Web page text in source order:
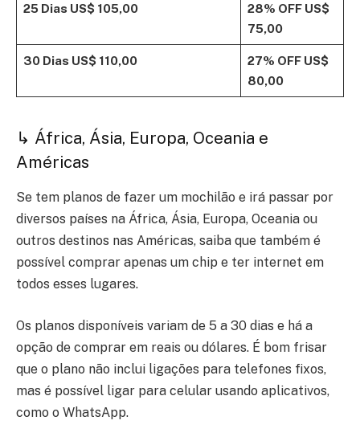
25 Dias US$ 105,00 28% OFFUS$
75,00
30 Dias US$ 110,00 27% OFFUS$
80,00
↳ África, Ásia, Europa, Oceania e
Américas
Se tem planos de fazer um mochilão e irá passar por
diversos países na África, Ásia, Europa, Oceania ou
outros destinos nas Américas, saiba que também é
possível comprar apenas um chip e ter internet em
todos esses lugares.
Os planos disponíveis variam de 5 a 30 dias e há a
opção de comprar em reais ou dólares. É bom frisar
que o plano não inclui ligações para telefones fixos,
mas é possível ligar para celular usando aplicativos,
como o WhatsApp.